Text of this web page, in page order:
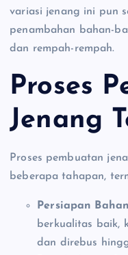
variasi jenang ini pun
penambahan bahan-
dan rempah-rempah.
Proses
Jenang
Proses pembuatan
beberapa tahapan,
Persiapan
berkualitas baik,
dan direbus